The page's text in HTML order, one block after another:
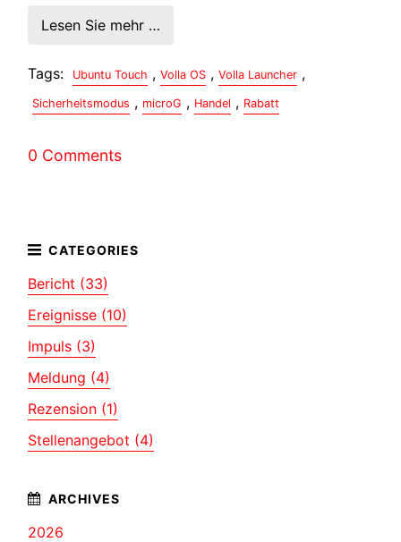
Lesen Sie mehr …
Tags: Ubuntu Touch , Volla OS , Volla Launcher ,
Sicherheitsmodus , microG , Handel , Rabatt
0 Comments
Bericht (33)
Ereignisse (10)
Impuls (3)
Meldung (4)
Rezension (1)
Stellenangebot (4)
2026